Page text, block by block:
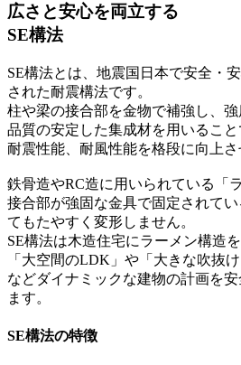
広さと安心を両立する
SE構法
SE構法とは、地震国日本で安全・
された耐震構法です。
柱や梁の接合部を金物で補強し、強
品質の安定した集成材を用いるこ
耐震性能、耐風性能を格段に向上さ
鉄骨造やRC造に用いられている「
接合部が強固な金具で固定されて
てもたやすく変形しません。
SE構法は木造住宅にラーメン構造を
「大空間のLDK」や「大きな吹抜
などダイナミックな建物の計画を
ます。
SE構法の特徴